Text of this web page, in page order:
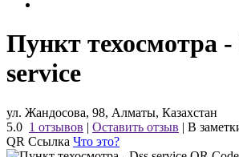
Пункт техосмотра -
service
ул. Жандосова, 98, Алматы, Казахстан
5.0 1 отзывов | Оставить отзыв | В
QR Ссылка Что это?